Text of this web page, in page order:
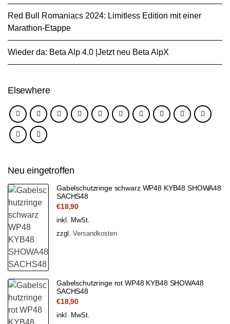
Red Bull Romaniacs 2024: Limitless Edition mit einer
Marathon-Etappe
Wieder da: Beta Alp 4.0 |Jetzt neu Beta AlpX
Elsewhere
Neu eingetroffen
Gabelschutzringe schwarz WP48 KYB48 SHOWA48
SACHS48
€18,90
inkl. MwSt.
zzgl. Versandkosten
Gabelschutzringe rot WP48 KYB48 SHOWA48
SACHS48
€18,90
inkl. MwSt.